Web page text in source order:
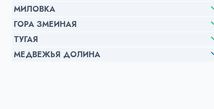
МИЛОВКА
ГОРА ЗМЕИНАЯ
ТУГАЯ
МЕДВЕЖЬЯ ДОЛИНА